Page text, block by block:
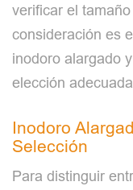
verificar el
consideración es
inodoro alargado
elección
Inodoro
Selección
Para distinguir